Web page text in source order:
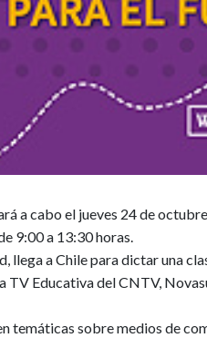
a cabo el jueves 24 de
9:00 a 13:30 horas.
llega a Chile para dictar una
Educativa del CNTV,
temáticas sobre medios de